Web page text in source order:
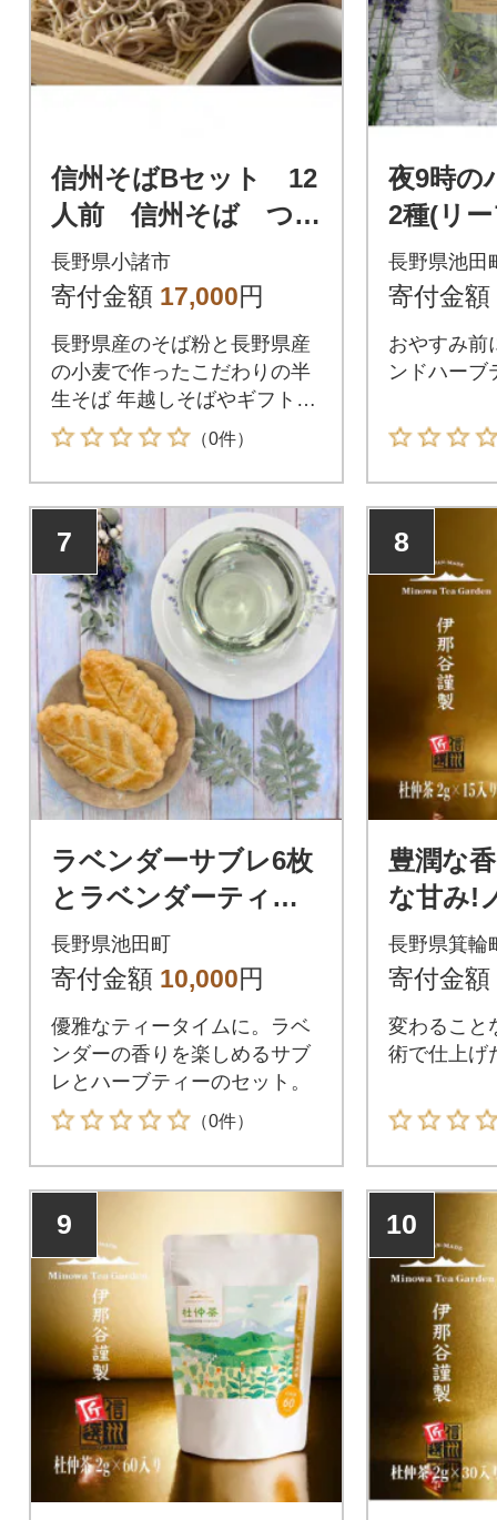
信州そばBセット 12
人前 信州そば つゆ
付き ギフト[591500
96]
長野県小諸市
寄付金額 17,000円
長野県産のそば粉と長野県産
の小麦で作ったこだわりの半
生そば 年越しそばやギフトに
も。
（0件）
夜9時の
2種(リ
長野県池田
寄付金額
おやすみ前
ンドハーブ
7
ラベンダーサブレ6枚
とラベンダーティー
のセット
長野県池田町
寄付金額 10,000円
優雅なティータイムに。ラベ
ンダーの香りを楽しめるサブ
レとハーブティーのセット。
（0件）
8
豊潤な
な甘み!
ン!杜仲
ック入
長野県箕輪
寄付金額
変わること
術で仕上げ
9 10